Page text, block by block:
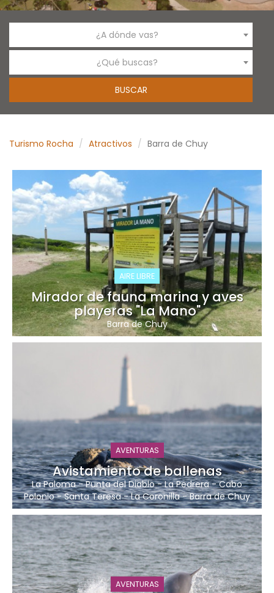
¿A dónde vas?
¿Qué buscas?
Turismo Rocha Atractivos Barra de Chuy
AIRE LIBRE
Mirador de fauna marina y aves
playeras "La Mano"
Barra de Chuy
AVENTURAS
Avistamiento de ballenas
La Paloma-Punta del Diablo-La Pedrera-Cabo
Polonio-Santa Teresa-La Coronilla-Barra de Chuy
AVENTURAS